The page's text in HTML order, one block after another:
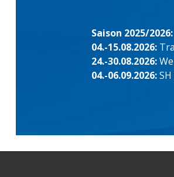
Saison 2025/2026:
04.-15.08.2026:
24.-30.08.2026:
04.-06.09.2026:SH